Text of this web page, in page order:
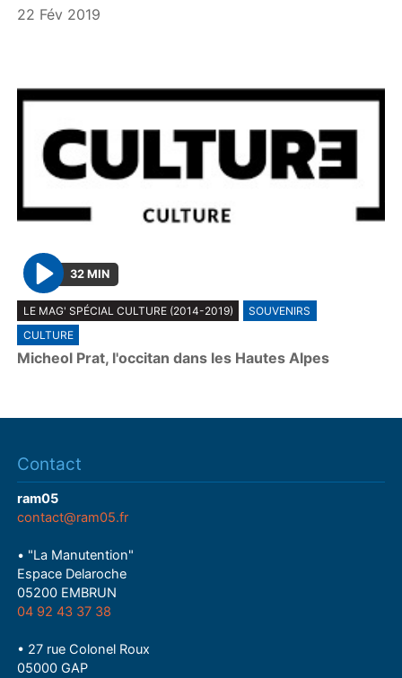
22 Fév 2019
P
l
a
y
32 MIN
LE MAG' SPÉCIAL CULTURE (2014-2019)
SOUVENIRS
CULTURE
Micheol Prat, l'occitan dans les Hautes Alpes
Contact
ram05
contact@ram05.fr
• "La Manutention"
Espace Delaroche
05200 EMBRUN
04 92 43 37 38
• 27 rue Colonel Roux
05000 GAP